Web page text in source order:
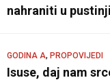
nahraniti u
GODINA A, PROPOVIJEDI
Isuse, daj nam